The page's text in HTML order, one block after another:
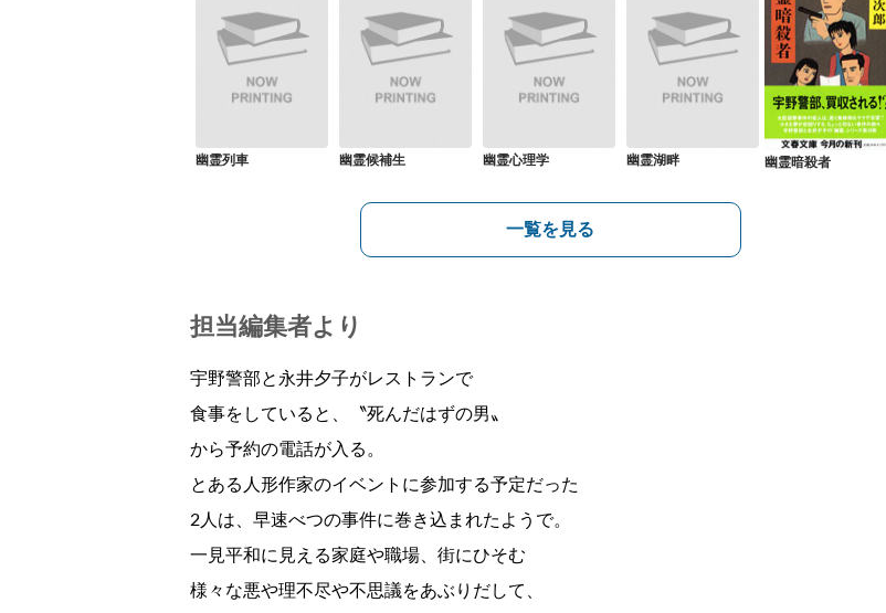
幽霊列車 幽霊候補生 幽霊心理学 幽霊湖畔 幽霊暗殺者
一覧を見る
担当編集者より
宇野警部と永井夕子がレストランで
食事をしていると、〝死んだはずの男〟
から予約の電話が入る。
とある人形作家のイベントに参加する予定だった
2人は、早速べつの事件に巻き込まれたようで。
一見平和に見える家庭や職場、街にひそむ
様々な悪や理不尽や不思議をあぶりだして、